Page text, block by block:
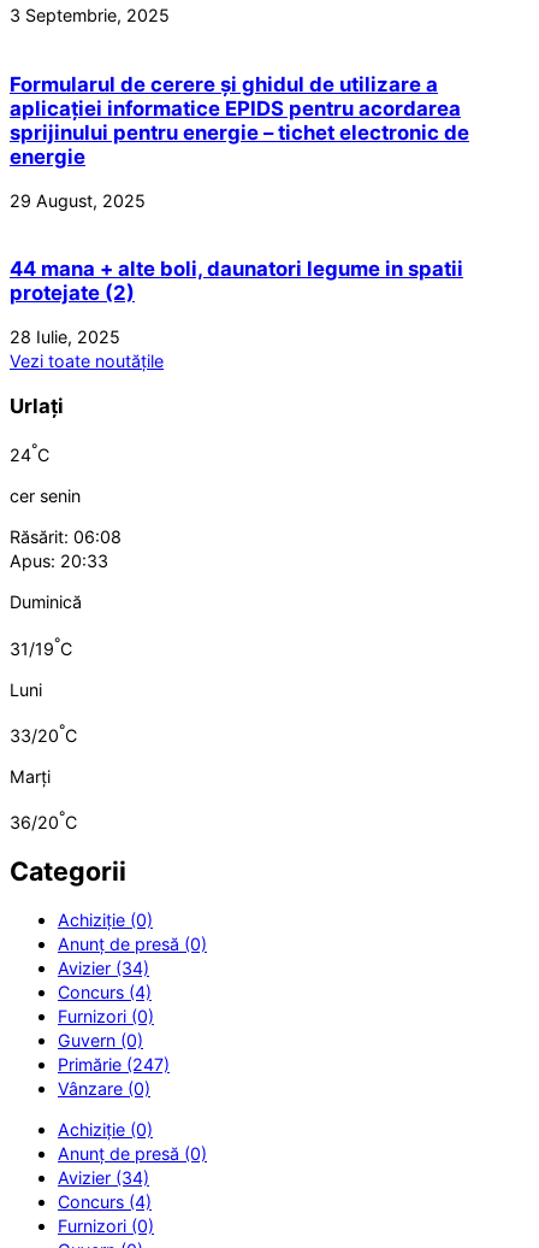
3 Septembrie, 2025
Formularul de cerere și ghidul de utilizare a
aplicației informatice EPIDS pentru acordarea
sprijinului pentru energie – tichet electronic de
energie
29 August, 2025
44 mana + alte boli, daunatori legume in spatii
protejate (2)
28 Iulie, 2025
Vezi toate noutățile
Urlați
24°C
cer senin
Răsărit: 06:08
Apus: 20:33
Duminică
31/19°C
Luni
33/20°C
Marți
36/20°C
Categorii
Achiziție (0)
Anunț de presă (0)
Avizier (34)
Concurs (4)
Furnizori (0)
Guvern (0)
Primărie (247)
Vânzare (0)
Achiziție (0)
Anunț de presă (0)
Avizier (34)
Concurs (4)
Furnizori (0)